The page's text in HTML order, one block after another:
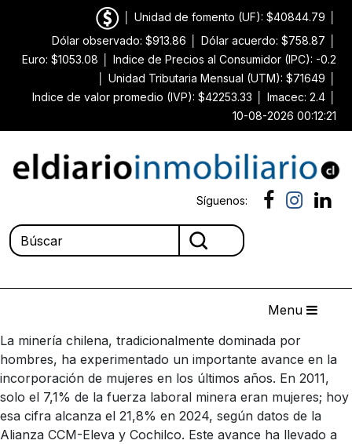
Unidad de fomento (UF): $40844.79
Dólar observado: $913.86
Dólar acuerdo: $758.87
Euro: $1053.08
Indice de Precios al Consumidor (IPC): -0.2
Unidad Tributaria Mensual (UTM): $71649
Indice de valor promedio (IVP): $42253.33
Imacec: 2.4
10-08-2026 00:12:21
Síguenos:
Menu
La minería chilena, tradicionalmente dominada por
hombres, ha experimentado un importante avance en la
incorporación de mujeres en los últimos años. En 2011,
solo el 7,1% de la fuerza laboral minera eran mujeres; hoy
esa cifra alcanza el 21,8% en 2024, según datos de la
Alianza CCM-Eleva y Cochilco. Este avance ha llevado a